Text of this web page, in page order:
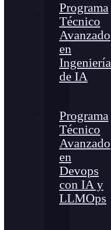
Programa
Técnico
Avanzado
en
Ingeniería
de IA
Programa
Técnico
Avanzado
en
Devops
con IA y
LLMOps